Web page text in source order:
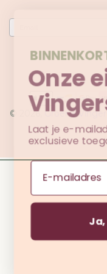
Email
© 2026, Groene
Betaalmethoden
Onze
Laat je e-
exclusieve
Email